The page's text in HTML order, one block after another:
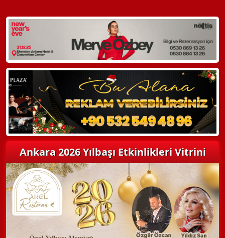
WhatsApp ile Bilgi Alın
Hemen Arayın
Detaylı Bilgi Alın
Ankara 2026 Yılbaşı Etkinlikleri Vitrini